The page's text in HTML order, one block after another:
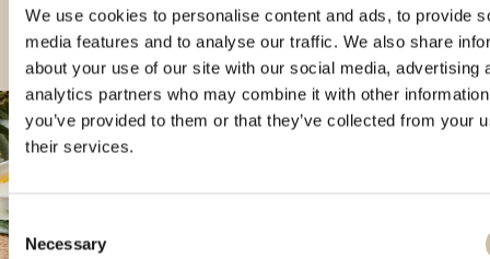
We use cookies to personalise content and ads, to provide
media features and to analyse our traffic. We also share
about your use of our site with our social media, advertising
analytics partners who may combine it with other
you’ve provided to them or that they’ve collected from your
their services.
Consent
Selection
Necessary